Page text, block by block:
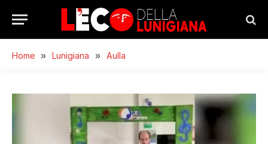
Home » Lunigiana » Aulla